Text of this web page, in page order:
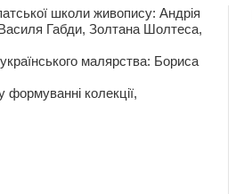
школи живопису: Андрія
Габди, Золтана Шолтеса,
малярства: Бориса
колекції,